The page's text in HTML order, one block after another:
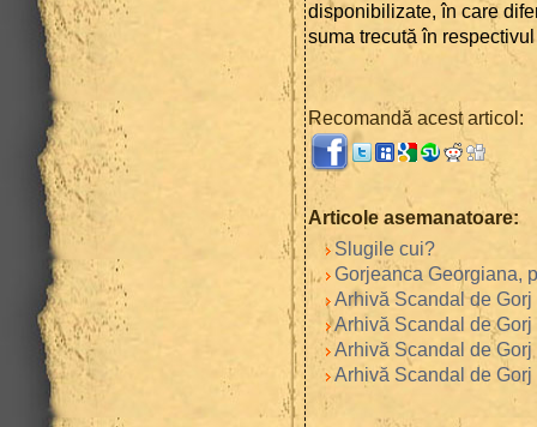
disponibilizate, în care
suma trecută în
Recomandă acest articol:
Articole asemanatoare:
Slugile cui?
Gorjeanca Georgiana,
Arhivă Scandal de
Arhivă Scandal de
Arhivă Scandal de
Arhivă Scandal de